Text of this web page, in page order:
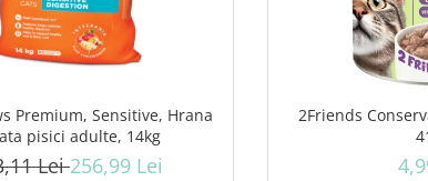
Premium, Sensitive, Hrana
pisici adulte, 14kg
Lei256,99 Lei
2Friends